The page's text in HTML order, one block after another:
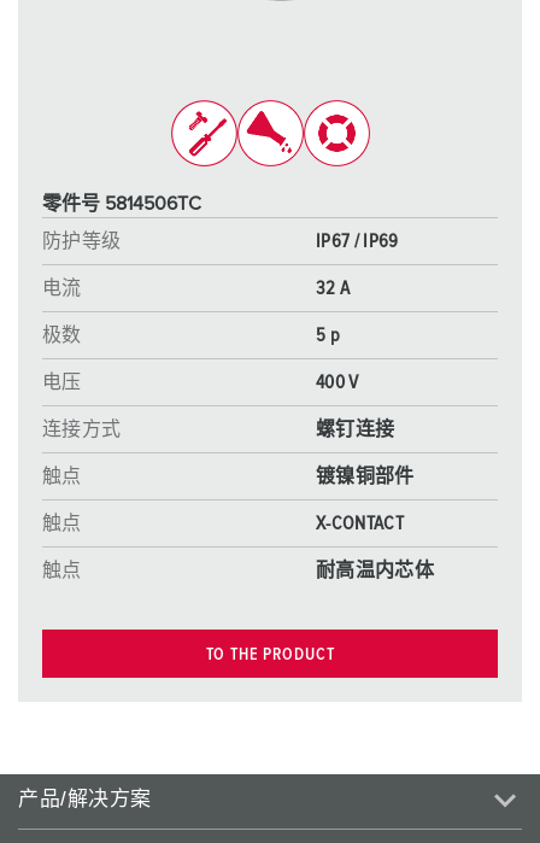
零件号 5814506TC
防护等级
IP67 / IP69
电流 32 A
极数 5 p
电压 400 V
连接方式 螺钉连接
触点 镀镍铜部件
触点 X-CONTACT
触点 耐高温内芯体
TO THE PRODUCT
产品/解决方案